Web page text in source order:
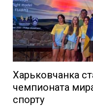
Харьковчанка
чемпионата
спорту